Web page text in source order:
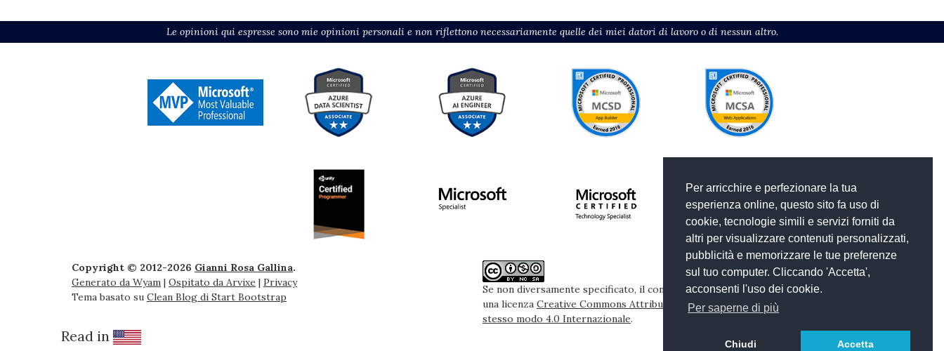
Per arricchire e perfezionare la tua
esperienza online, questo sito fa uso di
cookie, tecnologie simili e servizi forniti da
altri per visualizzare contenuti personalizzati,
pubblicità e memorizzare le tue preferenze
sul tuo computer. Cliccando 'Accetta',
acconsenti l'uso dei cookie.
Per saperne di più
Chiudi Accetta
Le opinioni qui espresse sono mie opinioni personali e non riflettono necessariamente quelle dei miei datori di lavoro o di nessun altro.
Copyright © 2012-2026 Gianni Rosa Gallina.
Generato da Wyam | Ospitato da Arvixe | Privacy
Tema basato su Clean Blog di Start Bootstrap
Se non diversamente specificato, il contenuto di questo sito web è pubblicato con
una licenza Creative Commons Attribuzione-Non commerciale-Condividi allo
stesso modo 4.0 Internazionale.
Read in